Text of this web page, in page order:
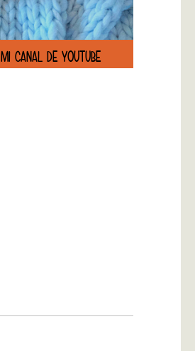
MI CANAL DE YOUTUBE